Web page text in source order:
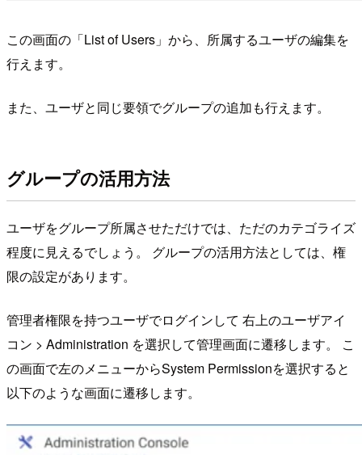
この画面の「List of Users」から、所属するユーザの編集を
行えます。
また、ユーザと同じ要領でグループの追加も行えます。
グループの活用方法
ユーザをグループ所属させただけでは、ただのカテゴライズ
程度に見えるでしょう。 グループの活用方法としては、権
限の設定があります。
管理者権限を持つユーザでログインして 右上のユーザアイ
コン > Administration を選択して管理画面に遷移します。 こ
の画面で左のメニューからSystem Permissionを選択すると
以下のような画面に遷移します。